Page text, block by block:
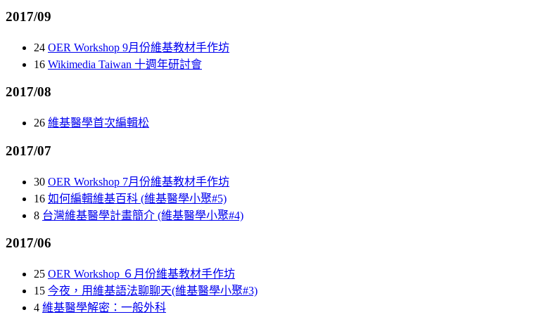
2017/09
24 OER Workshop 9月份維基教材手作坊
16 Wikimedia Taiwan 十週年研討會
2017/08
26 維基醫學首次編輯松
2017/07
30 OER Workshop 7月份維基教材手作坊
16 如何編輯維基百科 (維基醫學小聚#5)
8 台灣維基醫學計畫簡介 (維基醫學小聚#4)
2017/06
25 OER Workshop ６月份維基教材手作坊
15 今夜，用維基語法聊聊天(維基醫學小聚#3)
4 維基醫學解密：一般外科